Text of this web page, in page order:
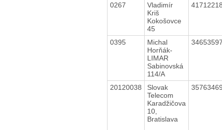
0267
Vladimír
Kriš
Kokošovce
45
0395
Michal
Horňák-
LIMAR
Sabinovská
114/A
20120038
Slovak
Telecom
Karadžičova
10,
Bratislava